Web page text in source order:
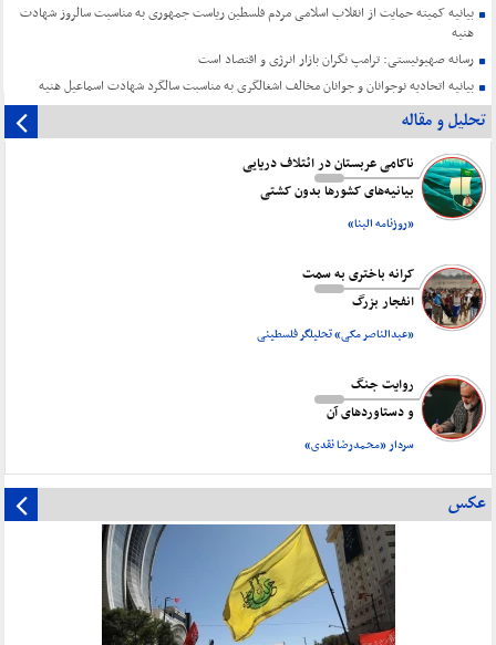
بیانیه کمیته حمایت از انقلاب اسلامی مردم فلسطین ریاست جمهوری به مناسبت سالروز شهادت
هنیه
رسانه صهیونیستی: ترامپ نگران بازار انرژی و اقتصاد است
بیانیه اتحادیه نوجوانان و جوانان مخالف اشغالگری به مناسبت سالگرد شهادت اسماعیل هنیه
تحلیل و مقاله
ناکامی عربستان در ائتلاف دریایی
بیانیه‌های کشورها بدون کشتی
«روزنامه البنا»
کرانه باختری به سمت
انفجار بزرگ
«عبدالناصر مکی» تحلیلگر فلسطینی
روایت جنگ
و دستاورد‌های آن
سردار «محمدرضا نقدی»
عکس